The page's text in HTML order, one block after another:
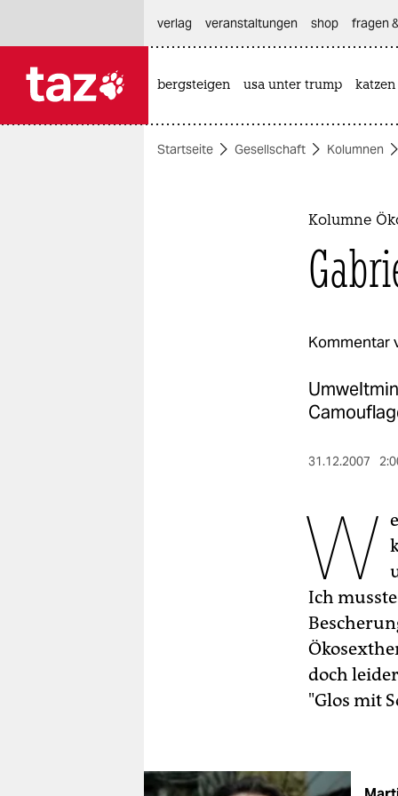
themen
verlag
veranstaltungen shop fragen
bergsteigen usa unter trump katzen
Startseite Gesellschaft Kolumnen
Kolumne
Kommentar
31.12.2007
W
Ich
doch
"Glos mit